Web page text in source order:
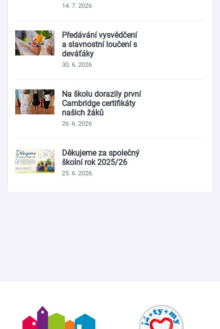
14. 7. 2026
Předávání vysvědčení
a slavnostní loučení s
deváťáky
30. 6. 2026
Na školu dorazily první
Cambridge certifikáty
našich žáků
26. 6. 2026
Děkujeme za společný
školní rok 2025/26
25. 6. 2026